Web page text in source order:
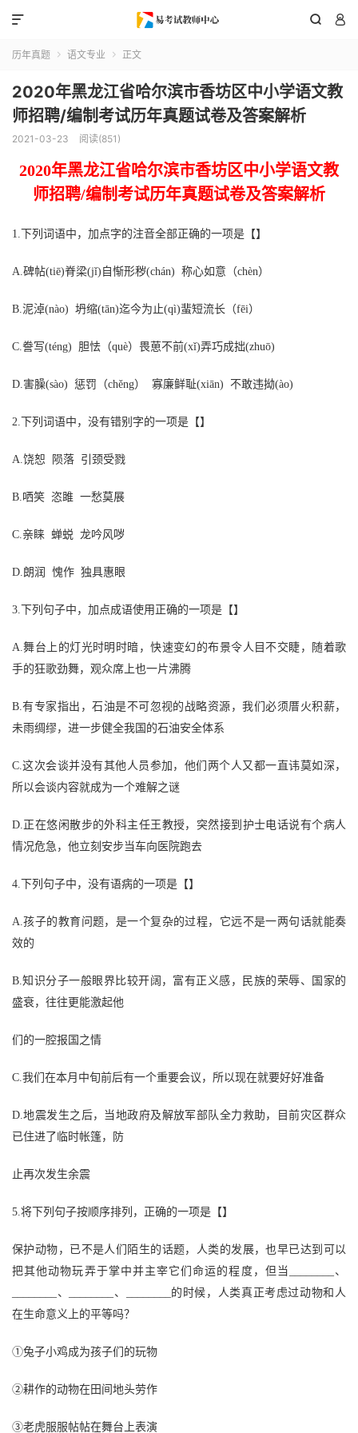
 

历年真题  语文专业  正文
2020年黑龙江省哈尔滨市香坊区中小学语文教
师招聘/编制考试历年真题试卷及答案解析
2021-03-23 阅读(851)
2020年黑龙江省哈尔滨市香坊区中小学语文教
师招聘/编制考试历年真题试卷及答案解析
1. 下列词语中，加点字的注音全部正确的一项是 【】
A.碑帖(tiē)脊梁(jǐ)自惭形秽(chán) 称心如意（chèn）
B.泥淖(nào) 坍缩(tān)迄今为止(qì)蜚短流长（fēi）
C.誊写(téng) 胆怯（què）畏葸不前(xǐ)弄巧成拙(zhuō)
D.害臊(sào) 惩罚（chěng） 寡廉鲜耻(xiān) 不敢违拗(ào)
2. 下列词语中，没有错别字的一项是 【】
A.饶恕 陨落 引颈受戮
B.哂笑 恣雎 一愁莫展
C.亲睐 蝉蜕 龙吟风哕
D. 朗润 愧作 独具惠眼
3. 下列句子中，加点成语使用正确的一项是 【】
A.舞台上的灯光时明时暗，快速变幻的布景令人目不交睫，随着歌
手的狂歌劲舞，观众席上也一片沸腾
B.有专家指出，石油是不可忽视的战略资源，我们必须厝火积薪，
未雨绸缪，进一步健全我国的石油安全体系
C.这次会谈并没有其他人员参加，他们两个人又都一直讳莫如深，
所以会谈内容就成为一个难解之谜
D. 正在悠闲散步的外科主任王教授，突然接到护士电话说有个病人
情况危急，他立刻安步当车向医院跑去
4. 下列句子中，没有语病的一项是 【】
A.孩子的教育问题，是一个复杂的过程，它远不是一两句话就能奏
效的
B.知识分子一般眼界比较开阔，富有正义感，民族的荣辱、国家的
盛衰，往往更能激起他
们的一腔报国之情
C.我们在本月中旬前后有一个重要会议，所以现在就要好好准备
D.地震发生之后，当地政府及解放军部队全力救助，目前灾区群众
已住进了临时帐篷，防
止再次发生余震
5.将下列句子按顺序排列，正确的一项是【】
保护动物，已不是人们陌生的话题，人类的发展，也早已达到可以
把其他动物玩弄于掌中并主宰它们命运的程度，但当
、
、 、
的时候，人类真正考虑过动物和人
在生命意义上的平等吗？
①兔子小鸡成为孩子们的玩物
②耕作的动物在田间地头劳作
③老虎服服帖帖在舞台上表演